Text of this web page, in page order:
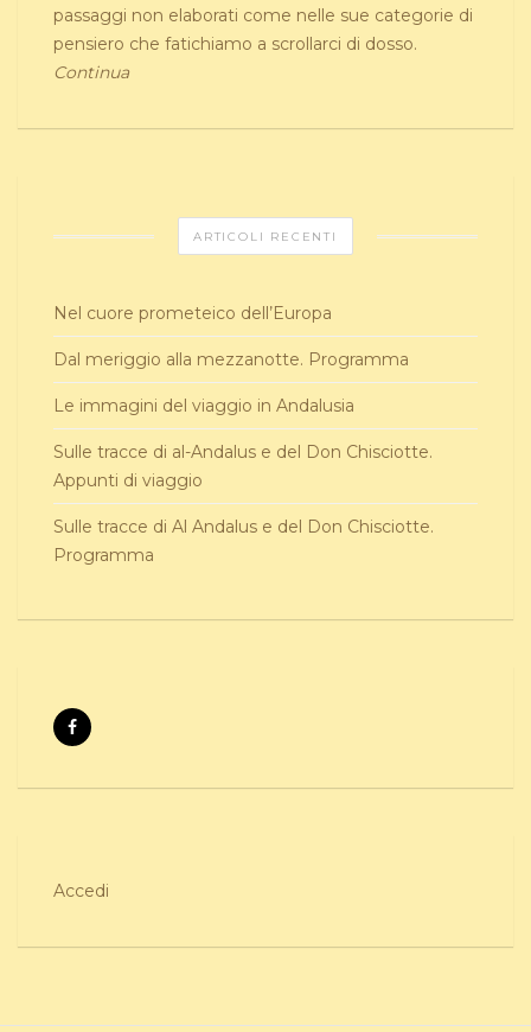
passaggi non elaborati come nelle sue categorie di
pensiero che fatichiamo a scrollarci di dosso.
Continua
ARTICOLI RECENTI
Nel cuore prometeico dell’Europa
Dal meriggio alla mezzanotte. Programma
Le immagini del viaggio in Andalusia
Sulle tracce di al-Andalus e del Don Chisciotte.
Appunti di viaggio
Sulle tracce di Al Andalus e del Don Chisciotte.
Programma
Accedi